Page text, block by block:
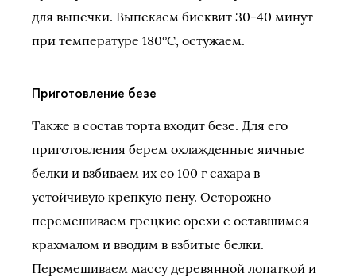
для выпечки. Выпекаем бисквит 30-40 минут
при температуре 180°C, остужаем.
Приготовление безе
Также в состав торта входит безе. Для его
приготовления берем охлажденные яичные
белки и взбиваем их со 100 г сахара в
устойчивую крепкую пену. Осторожно
перемешиваем грецкие орехи с оставшимся
крахмалом и вводим в взбитые белки.
Перемешиваем массу деревянной лопаткой и